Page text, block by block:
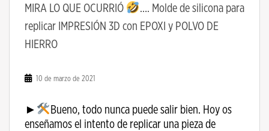
MIRA LO QUE OCURRIÓ
…. Molde de silicona para
replicar IMPRESIÓN 3D con EPOXI y POLVO DE
HIERRO
10 de marzo de 2021
►
Bueno, todo nunca puede salir bien. Hoy os
enseñamos el intento de replicar una pieza de